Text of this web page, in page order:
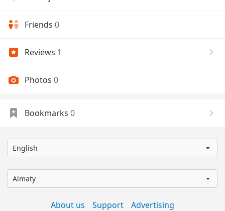
Friends 0
Reviews 1
Photos 0
Bookmarks 0
English
Almaty
About us Support Advertising